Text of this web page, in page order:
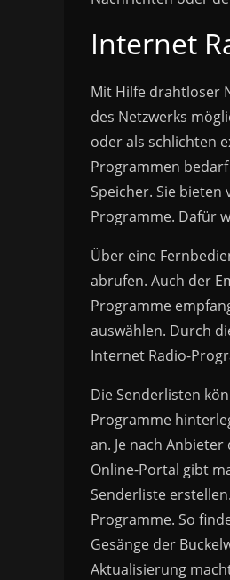
Internet
Mit Hilfe drahtloser
des Netzwerks
oder als schlichten
Programmen
Speicher. Sie
Programme. Dafür
Über eine
abrufen. Auch der
Programme
auswählen. Durch
Internet Radio-
Die Senderlisten
Programme
an. Je nach
Online-Portal gibt
Senderliste
Programme. So
Gesänge der
Aktualisierung